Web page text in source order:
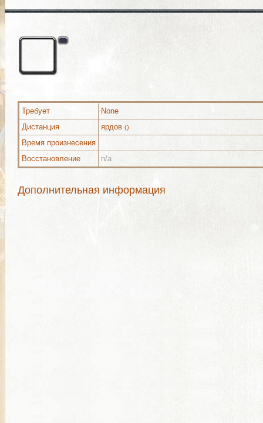
Требует
None
Дистанция
ярдов ()
Время произнесения
Восстановление
n/a
Дополнительная информация